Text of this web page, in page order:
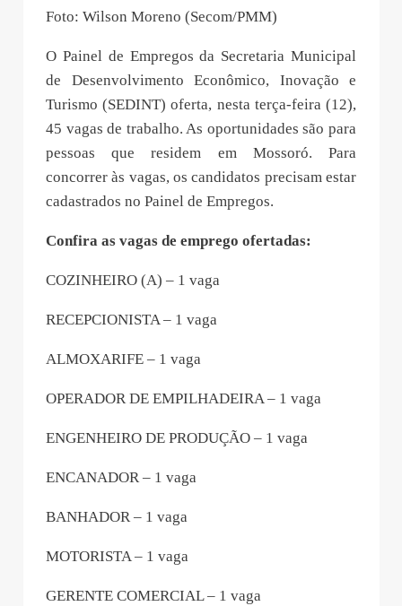
Foto: Wilson Moreno (Secom/PMM)
O Painel de Empregos da Secretaria Municipal
de Desenvolvimento Econômico, Inovação e
Turismo (SEDINT) oferta, nesta terça-feira (12),
45 vagas de trabalho. As oportunidades são para
pessoas que residem em Mossoró. Para
concorrer às vagas, os candidatos precisam estar
cadastrados no Painel de Empregos.
Confira as vagas de emprego ofertadas:
COZINHEIRO (A) – 1 vaga
RECEPCIONISTA – 1 vaga
ALMOXARIFE – 1 vaga
OPERADOR DE EMPILHADEIRA – 1 vaga
ENGENHEIRO DE PRODUÇÃO – 1 vaga
ENCANADOR – 1 vaga
BANHADOR – 1 vaga
MOTORISTA – 1 vaga
GERENTE COMERCIAL – 1 vaga